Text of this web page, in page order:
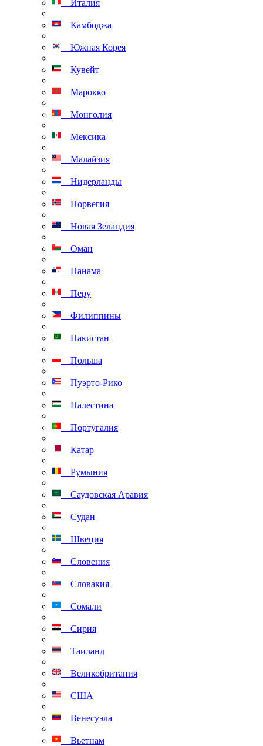
Италия
Камбоджа
Южная Корея
Кувейт
Марокко
Монголия
Мексика
Малайзия
Нидерланды
Норвегия
Новая Зеландия
Оман
Панама
Перу
Филиппины
Пакистан
Польша
Пуэрто-Рико
Палестина
Португалия
Катар
Румыния
Саудовская Аравия
Судан
Швеция
Словения
Словакия
Сомали
Сирия
Таиланд
Великобритания
США
Венесуэла
Вьетнам